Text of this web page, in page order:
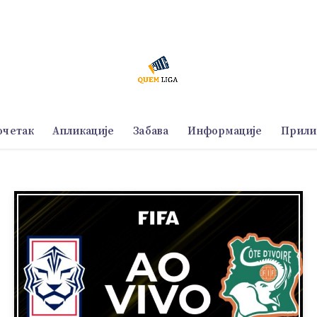
Апликације Забава Информације